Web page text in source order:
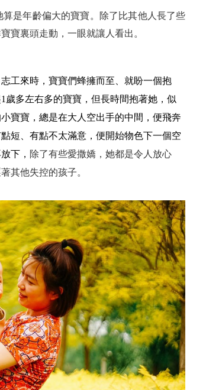
是年齡偏大的寶寶。除了比其他人長了些
寶裏頭走動，一眼就讓人看出。
工來時，寶寶們蜂擁而至、就盼一個抱
歲多左右多的寶寶，但長時間抱著她，似
寶寶，總是在大人空出手的中間，便飛奔
短、有點不太滿意，便開始物色下一個空
下， 除了有些愛撒嬌，她都是令人放心
其他失控的孩子。